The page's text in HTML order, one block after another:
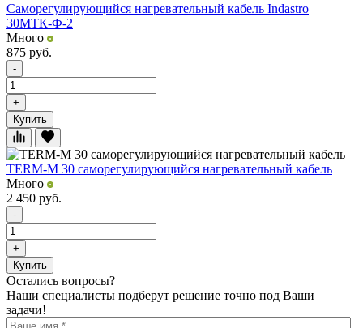
Саморегулирующийся нагревательный кабель Indastro
30МТК-Ф-2
Много
875 руб.
-
+
Купить
TERM-М 30 саморегулирующийся нагревательный кабель
Много
2 450 руб.
-
+
Купить
Остались вопросы?
Наши специалисты подберут решение точно под Ваши
задачи!